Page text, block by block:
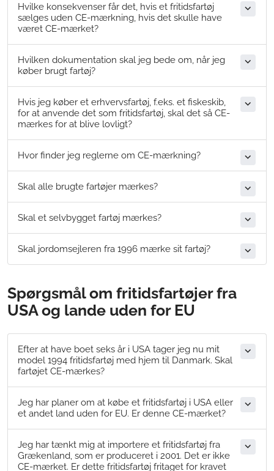
Hvilke konsekvenser får det, hvis et fritidsfartøj
sælges uden CE-mærkning, hvis det skulle have
været CE-mærket?
Hvilken dokumentation skal jeg bede om, når jeg
køber brugt fartøj?
Hvis jeg køber et erhvervsfartøj, f.eks. et fiskeskib,
for at anvende det som fritidsfartøj, skal det så CE-
mærkes for at blive lovligt?
Hvor finder jeg reglerne om CE-mærkning?
Skal alle brugte fartøjer mærkes?
Skal et selvbygget fartøj mærkes?
Skal jordomsejleren fra 1996 mærke sit fartøj?
Spørgsmål om fritidsfartøjer fra
USA og lande uden for EU
Efter at have boet seks år i USA tager jeg nu mit
model 1994 fritidsfartøj med hjem til Danmark. Skal
fartøjet CE-mærkes?
Jeg har planer om at købe et fritidsfartøj i USA eller
et andet land uden for EU. Er denne CE-mærket?
Jeg har tænkt mig at importere et fritidsfartøj fra
Grækenland, som er produceret i 2001. Det er ikke
CE-mærket. Er dette fritidsfartøj fritaget for kravet